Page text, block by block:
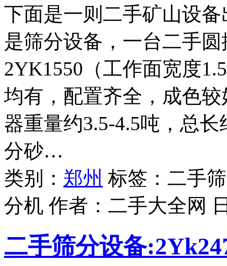
下面是一则二手矿山设
是筛分设备，一台二手
2YK1550（工作面宽度
均有，配置齐全，成色
器重量约3.5-4.5吨，总
分砂…
类别： 郑州 标签：二手
分机 作者： 二手大全网
二手筛分设备